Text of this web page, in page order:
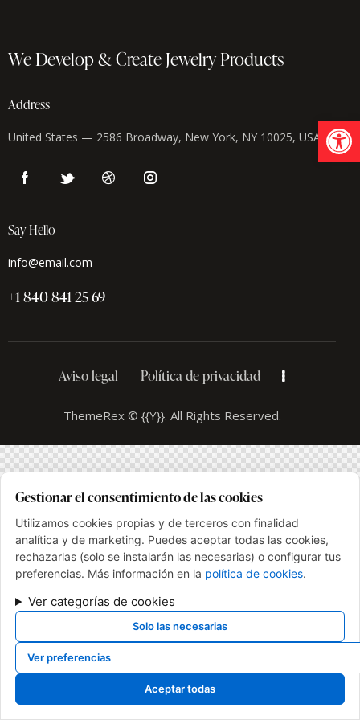
Abrir barra de herramientas
We Develop & CreateJewelry Products
Address
United States — 2586 Broadway, New York, NY 10025, USA
Say Hello
info@email.com
+1 840 841 25 69
Aviso legal Política de privacidad
ThemeRex © {{Y}}. All Rights Reserved.
Gestionar el consentimiento de las cookies
Utilizamos cookies propias y de terceros con finalidad
analítica y de marketing. Puedes aceptar todas las cookies,
rechazarlas (solo se instalarán las necesarias) o configurar tus
preferencias. Más información en la política de cookies.
Ver categorías de cookies
Solo las necesarias
Ver preferencias
Aceptar todas